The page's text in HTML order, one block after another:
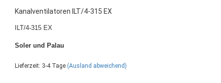
Kanalventilatoren ILT/4-315 EX
ILT/4-315 EX
Soler und Palau
Lieferzeit: 3-4 Tage (Ausland abweichend)